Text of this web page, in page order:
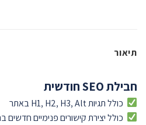
תיאור
חבילת SEO חודשית
כולל תגיות H1, H2, H3, Alt באתר
כולל יצירת קישורים פנימיים חדשים